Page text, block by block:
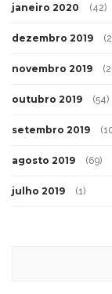
janeiro 2020 (42)
dezembro 2019
novembro 2019
outubro 2019 (54)
setembro 2019
agosto 2019 (69)
julho 2019 (1)